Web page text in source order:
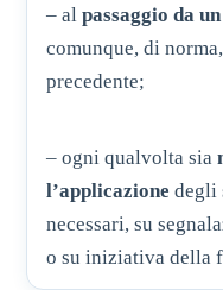
– al passaggio da
comunque, di norma,
precedente;
– ogni qualvolta sia
l’applicazione degli
necessari, su
o su iniziativa della